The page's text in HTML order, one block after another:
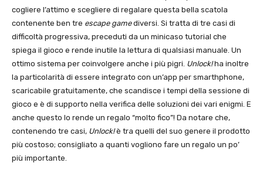
cogliere l’attimo e scegliere di regalare questa bella scatola
contenente ben tre escape gamediversi. Si tratta di tre casi di
difficoltà progressiva, preceduti da un minicaso tutorial che
spiega il gioco e rende inutile la lettura di qualsiasi manuale. Un
ottimo sistema per coinvolgere anche i più pigri. Unlock!ha inoltre
la particolarità di essere integrato con un’app per smarthphone,
scaricabile gratuitamente, che scandisce i tempi della sessione di
gioco e è di supporto nella verifica delle soluzioni dei vari enigmi. E
anche questo lo rende un regalo “molto fico”! Da notare che,
contenendo tre casi, Unlock!è tra quelli del suo genere il prodotto
più costoso; consigliato a quanti vogliono fare un regalo un po’
più importante.